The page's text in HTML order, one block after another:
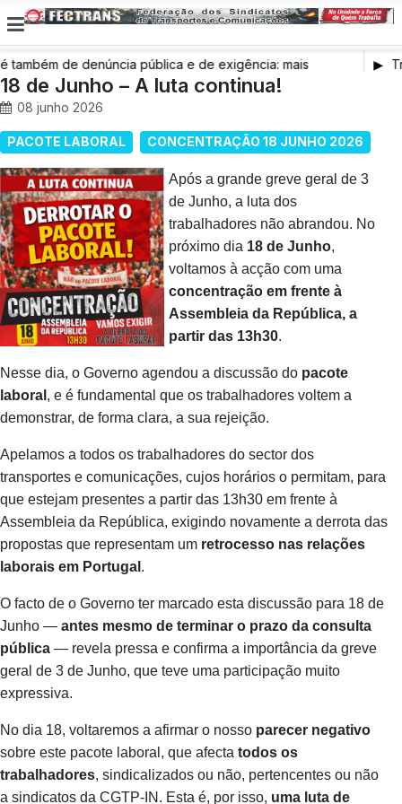
também de denúncia pública e de exigência: mais
saúde, mais condições de trabalho e mais SNS
18 de Junho – A luta continua!
08 junho 2026
PACOTE LABORAL CONCENTRAÇÃO 18 JUNHO 2026
Após a grande greve geral de 3
de Junho, a luta dos
trabalhadores não abrandou. No
próximo dia 18 de Junho,
voltamos à acção com uma
concentração em frente à
Assembleia da República, a
partir das 13h30.
Nesse dia, o Governo agendou a discussão do pacote
laboral , e é fundamental que os trabalhadores voltem a
demonstrar, de forma clara, a sua rejeição.
Apelamos a todos os trabalhadores do sector dos
transportes e comunicações, cujos horários o permitam, para
que estejam presentes a partir das 13h30 em frente à
Assembleia da República, exigindo novamente a derrota das
propostas que representam um retrocesso nas relações
laborais em Portugal .
O facto de o Governo ter marcado esta discussão para 18 de
Junho — antes mesmo de terminar o prazo da consulta
pública — revela pressa e confirma a importância da greve
geral de 3 de Junho, que teve uma participação muito
expressiva.
No dia 18, voltaremos a afirmar o nosso parecer negativo
sobre este pacote laboral, que afecta todos os
trabalhadores, sindicalizados ou não, pertencentes ou não
a sindicatos da CGTP-IN. Esta é, por isso, uma luta de